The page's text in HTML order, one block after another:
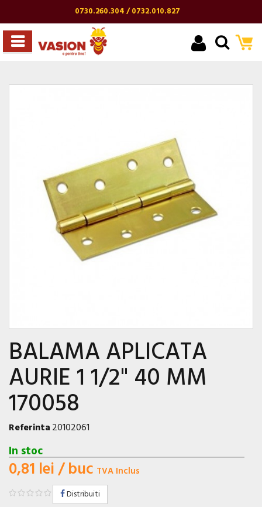
0730.260.304 / 0732.010.827
BALAMA APLICATA
AURIE 1 1/2" 40 MM
170058
Referinta20102061
In stoc
0,81 lei/ buc TVA Inclus
Distribuiti